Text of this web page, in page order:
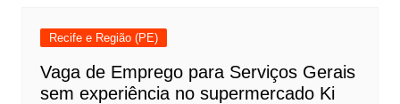
Recife e Região (PE)
Vaga de Emprego para Serviços Gerais
sem experiência no supermercado Ki